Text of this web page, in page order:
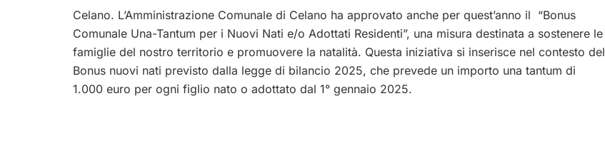
Celano. L’Amministrazione Comunale di Celano ha approvato anche per quest’anno il “Bonus
Comunale Una-Tantum per i Nuovi Nati e/o Adottati Residenti”, una misura destinata a sostenere le
famiglie del nostro territorio e promuovere la natalità. Questa iniziativa si inserisce nel contesto del
Bonus nuovi nati previsto dalla legge di bilancio 2025, che prevede un importo una tantum di
1.000 euro per ogni figlio nato o adottato dal 1° gennaio 2025.